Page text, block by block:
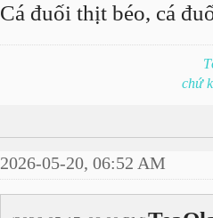
Cá đuối thịt béo, cá
chứ
2026-05-20, 06:52 AM